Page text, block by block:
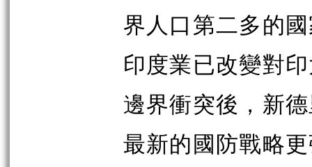
界人口第二多的
印度業已改變對
邊界衝突後，新
最新的國防戰略